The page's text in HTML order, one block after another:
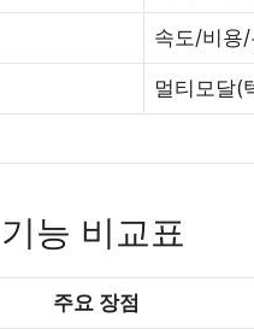
속도/비용
멀티모달(
능 비교표
주요 장점